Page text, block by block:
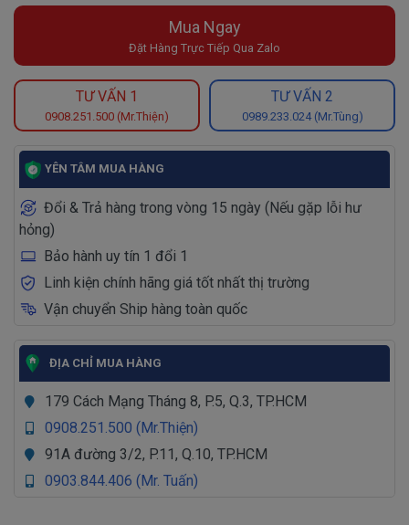
Mua Ngay
Đặt Hàng Trực Tiếp Qua Zalo
TƯ VẤN 1
0908.251.500 (Mr.Thiện)
TƯ VẤN 2
0989.233.024 (Mr.Tùng)
YÊN TÂM MUA HÀNG
Đổi & Trả hàng trong vòng 15 ngày (Nếu gặp lỗi hư
hỏng)
Bảo hành uy tín 1 đổi 1
Linh kiện chính hãng giá tốt nhất thị trường
Vận chuyển Ship hàng toàn quốc
ĐỊA CHỈ MUA HÀNG
179 Cách Mạng Tháng 8, P.5, Q.3, TP.HCM
0908.251.500 (Mr.Thiện)
91A đường 3/2, P.11, Q.10, TP.HCM
0903.844.406 (Mr. Tuấn)